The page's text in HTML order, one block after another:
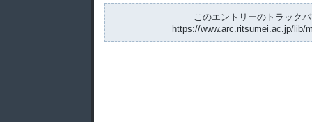
このエントリーのトラック
https://www.arc.ritsumei.ac.jp/lib/